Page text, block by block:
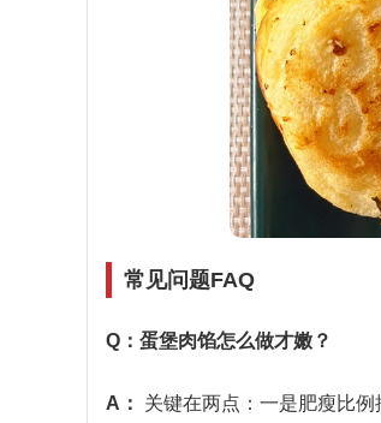
常见问题FAQ
Q：蛋堡肉馅怎么做才嫩？
A：
关键在两点：一是肥瘦比